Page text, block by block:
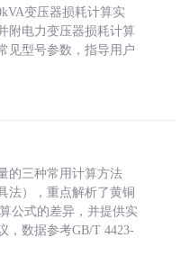
变压器损耗计算实
附电力变压器损耗计算
见型号参数，指导用户
的三种常用计算方法
法），重点解析了黄铜
公式的差异，并提供实
，数据参考GB/T 4423-